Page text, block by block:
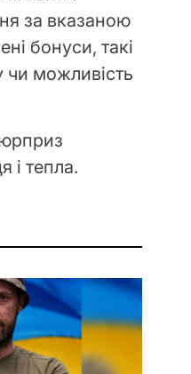
за вказаною
бонуси, такі
чи можливість
і тепла.